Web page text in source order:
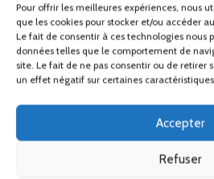
Pour offrir les meilleures expériences, nous
que les cookies pour stocker et/ou accéder
Le fait de consentir à ces technologies nous
données telles que le comportement de
site. Le fait de ne pas consentir ou de retirer
un effet négatif sur certaines
Accepter
Refuser